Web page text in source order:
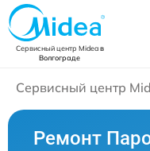
Сервисный центр Mideaв
Волгограде
Сервисный центр
Ремонт